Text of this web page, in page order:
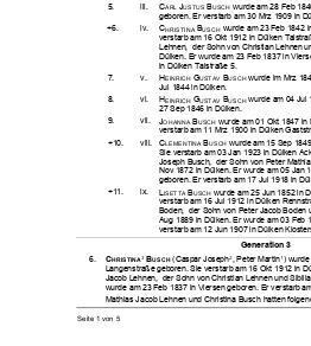
     

   


     

     


   
   

   


      
